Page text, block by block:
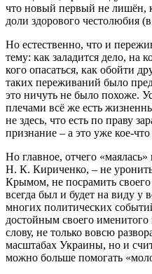
что новый первый не лишён,
доли здорового честолюбия
Но естественно, что и
тему: как заладится дело, на
кого опасаться, как обойти
таких переживаний было
это ничуть не было похоже.
плечами всё же есть
не здесь, что есть по праву
признание – а это уже кое-что
Но главное, отчего
Н. К. Кириченко, – не
Крымом, не посрамить
всегда был и будет на виду у
многих политических
достойным своего
слову, не только вовсю
масштабах Украины, но и
можно больше помогать